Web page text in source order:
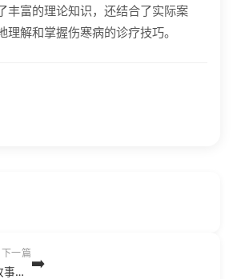
丰富的理论知识，还结合了实际案
理解和掌握伤寒病的诊疗技巧。
下一篇
全家都爱读的绘本故事书(全套23册)(1).epub ➡️